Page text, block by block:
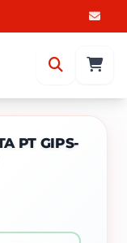
PT GIPS-